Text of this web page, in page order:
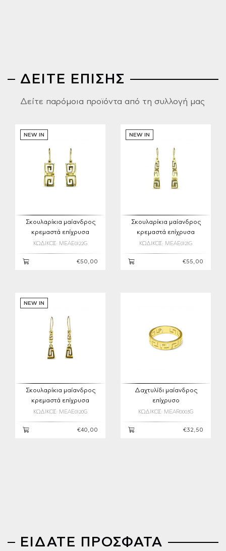
ΔΕΙΤΕ ΕΠΙΣΗΣ
Δείτε παρόμοια προϊόντα από τη συλλογή μας
NEW IN
Σκουλαρίκια μαίανδρος
κρεμαστά επίχρυσα
ΚΩΔΙΚΟΣ: MEAE0122G
€50,00
NEW IN
Σκουλαρίκια μαίανδρος
κρεμαστά επίχρυσα
ΚΩΔΙΚΟΣ: MEAE0121G
€55,00
NEW IN
Σκουλαρίκια μαίανδρος
κρεμαστά επίχρυσα
ΚΩΔΙΚΟΣ: MEAE0120G
€40,00
Δαχτυλίδι μαίανδρος
επίχρυσο
ΚΩΔΙΚΟΣ: MEAR0003G
€32,50
ΕΙΔΑΤΕ ΠΡΟΣΦΑΤΑ